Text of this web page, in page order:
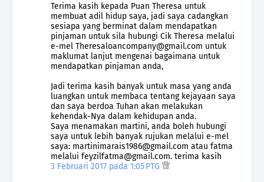
Terima kasih kepada Puan Theresa untuk
membuat adil hidup saya, jadi saya cadangkan
sesiapa yang berminat dalam mendapatkan
pinjaman untuk sila hubungi Cik Theresa melalui
e-mel Theresaloancompany@gmail.com untuk
maklumat lanjut mengenai bagaimana untuk
mendapatkan pinjaman anda,
Jadi terima kasih banyak untuk masa yang anda
luangkan untuk membaca tentang kejayaan saya
dan saya berdoa Tuhan akan melakukan
kehendak-Nya dalam kehidupan anda.
Saya menamakan martini, anda boleh hubungi
saya untuk lebih banyak rujukan melalui e-mel
saya: martinimarais1986@gmail.com atau fatma
melalui feyzilfatma@gmail.com. terima kasih
3 Februari 2017 pada 1:05 PTG